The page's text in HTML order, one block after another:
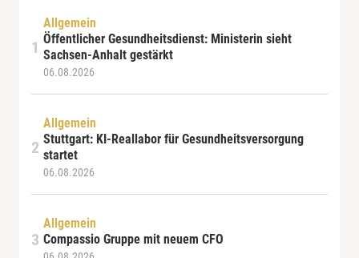
Allgemein
Öffentlicher Gesundheitsdienst: Ministerin sieht
Sachsen-Anhalt gestärkt
06.08.2026
Allgemein
Stuttgart: KI-Reallabor für Gesundheitsversorgung
startet
06.08.2026
Allgemein
Compassio Gruppe mit neuem CFO